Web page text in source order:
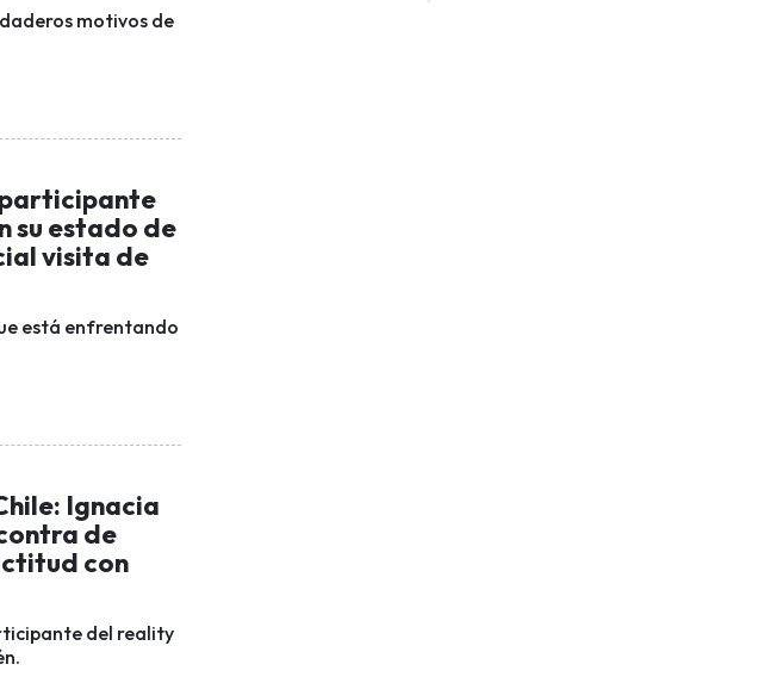
motivos de
su estado de
visita de
está enfrentando
Ignacia
de
con
del reality